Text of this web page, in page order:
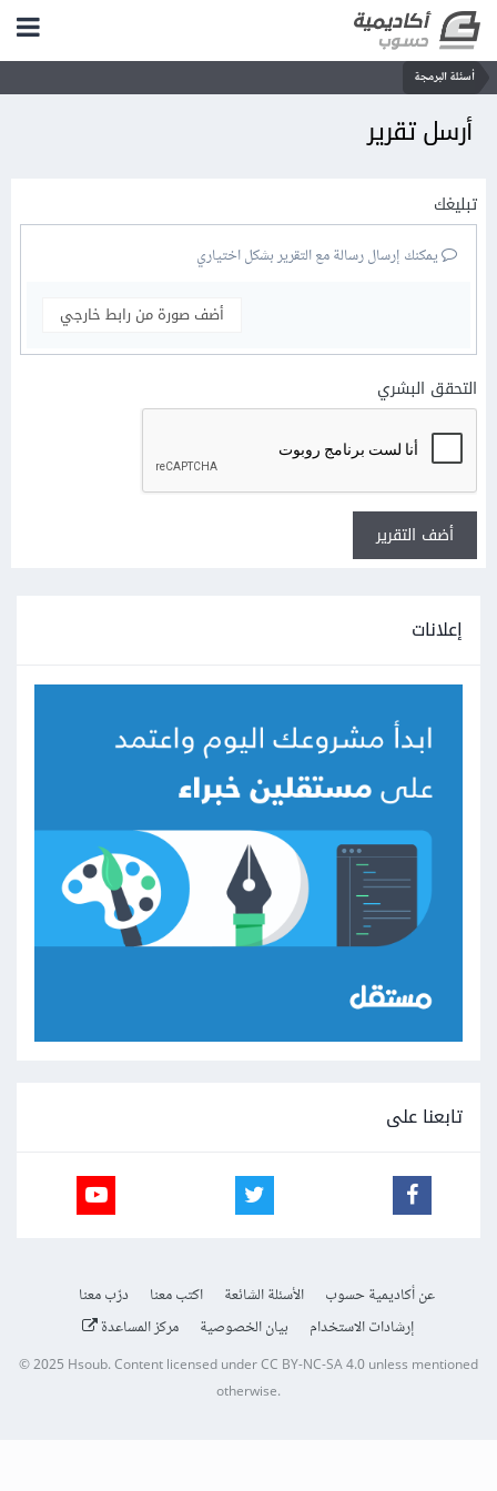
أسئلة البرمجة
أرسل تقرير
تبليغك
يمكنك إرسال رسالة مع التقرير بشكل اختياري
أضف صورة من رابط خارجي
التحقق البشري
أضف التقرير
إعلانات
تابعنا على
عن أكاديمية حسوب الأسئلة الشائعة اكتب معنا
درّب معنا
إرشادات الاستخدام
بيان الخصوصية مركز المساعدة
© 2025 Hsoub.Content licensed underCC BY-NC-SA 4.0unless mentioned
otherwise.